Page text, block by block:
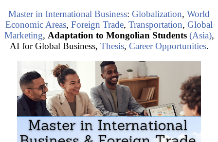
Master in International Business: Globalization, World
Economic Areas, Foreign Trade, Transportation, Global
Marketing, Adaptation to Mongolian Students (Asia),
AI for Global Business, Thesis, Career Opportunities.